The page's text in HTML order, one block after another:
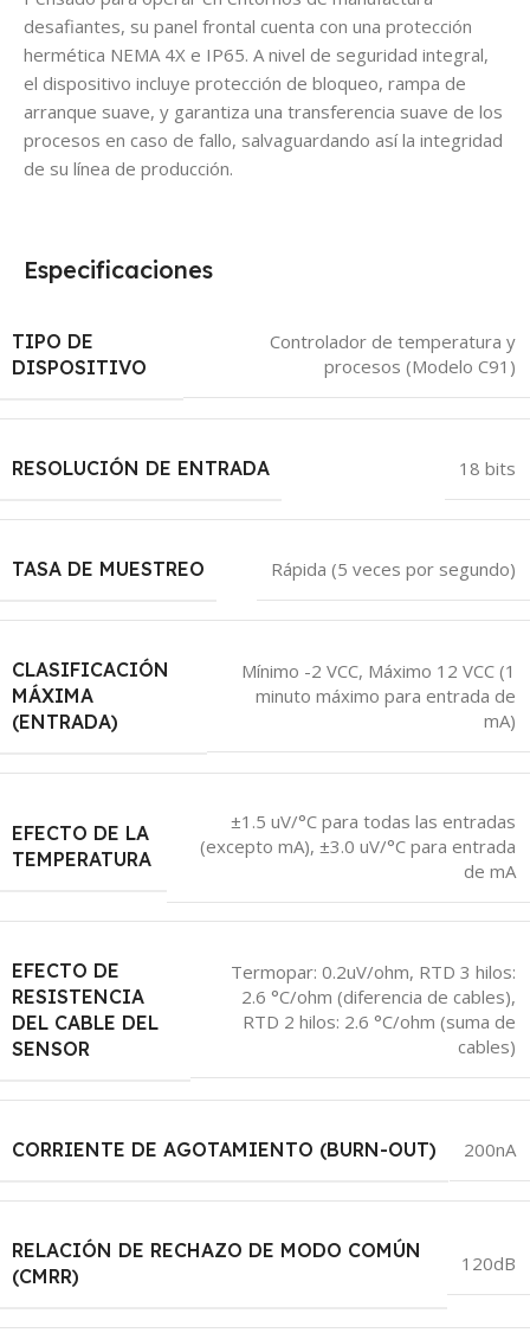
desafiantes, su panel frontal cuenta con una protección
hermética NEMA 4X e IP65. A nivel de seguridad integral,
el dispositivo incluye protección de bloqueo, rampa de
arranque suave, y garantiza una transferencia suave de los
procesos en caso de fallo, salvaguardando así la integridad
de su línea de producción.
Especificaciones
TIPO DE
DISPOSITIVO
Controlador de temperatura y
procesos (Modelo C91)
RESOLUCIÓN DE ENTRADA 18 bits
TASA DE MUESTREO Rápida (5 veces por segundo)
CLASIFICACIÓN
MÁXIMA
(ENTRADA)
Mínimo -2 VCC, Máximo 12 VCC (1
minuto máximo para entrada de
mA)
EFECTO DE LA
TEMPERATURA
±1.5 uV/°C para todas las entradas
(excepto mA), ±3.0 uV/°C para entrada
de mA
EFECTO DE
RESISTENCIA
DEL CABLE DEL
SENSOR
Termopar: 0.2uV/ohm, RTD 3 hilos:
2.6 °C/ohm (diferencia de cables),
RTD 2 hilos: 2.6 °C/ohm (suma de
cables)
CORRIENTE DE AGOTAMIENTO (BURN-OUT) 200nA
RELACIÓN DE RECHAZO DE MODO COMÚN
(CMRR)
120dB